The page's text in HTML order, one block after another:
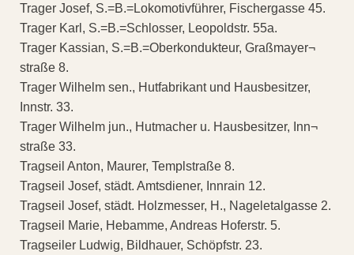
Trager Josef, S.=B.=Lokomotivführer, Fischergasse 45.
Trager Karl, S.=B.=Schlosser, Leopoldstr. 55a.
Trager Kassian, S.=B.=Oberkondukteur, Graßmayer¬
straße 8.
Trager Wilhelm sen., Hutfabrikant und Hausbesitzer,
Innstr. 33.
Trager Wilhelm jun., Hutmacher u. Hausbesitzer, Inn¬
straße 33.
Tragseil Anton, Maurer, Templstraße 8.
Tragseil Josef, städt. Amtsdiener, Innrain 12.
Tragseil Josef, städt. Holzmesser, H., Nageletalgasse 2.
Tragseil Marie, Hebamme, Andreas Hoferstr. 5.
Tragseiler Ludwig, Bildhauer, Schöpfstr. 23.